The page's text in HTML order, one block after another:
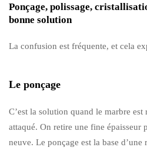
Ponçage, polissage,
bonne solution
La confusion est fréquente, et cela
Le ponçage
C’est la solution quand le marbre
attaqué. On retire une fine épaisseur
neuve. Le ponçage est la base